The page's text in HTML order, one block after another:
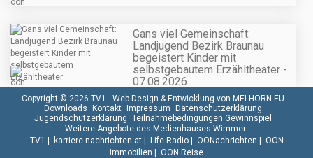
Gans viel Gemeinschaft:
Landjugend Bezirk Braunau
begeistert Kinder mit
selbstgebautem Erzähltheater -
07.08.2026
Copyright © 2026 TV1 - Web Design & Entwicklung von MELHORN.EU
Downloads Kontakt Impressum Datenschutzerklärung
Jugendschutzerklärung Teilnahmebedingungen Gewinnspiel
Weitere Angebote des Medienhauses Wimmer:
TV1 | karriere.nachrichten.at| Life Radio| OÖNachrichten | OÖN
Immobilien | OÖN Reise